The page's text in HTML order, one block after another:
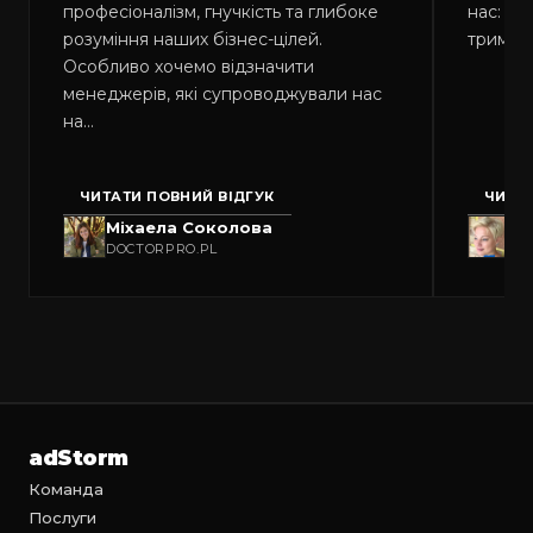
професіоналізм, гнучкість та глибоке
розуміння наших бізнес-цілей.
Особливо хочемо відзначити
менеджерів, які супроводжували нас
на…
ЧИТАТИ ПОВНИЙ ВІДГУК
Міхаела Соколова
DOCTORPRO.PL
нас:
adStorm
Команда
Послуги